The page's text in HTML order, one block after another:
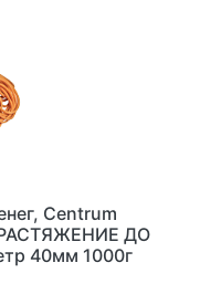
Centrum
ДО
40мм 1000г